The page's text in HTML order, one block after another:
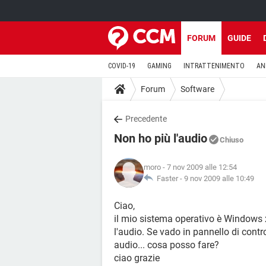
FORUM GUIDE
COVID-19 GAMING INTRATTENIMENTO
Forum Software
Precedente
Non ho più l'audio Chiuso
moro - 7 nov 2009 alle 12:54
Faster - 9 nov 2009 alle 10:49
Ciao,
il mio sistema operativo è
l'audio. Se vado in pannello di
audio... cosa posso fare?
ciao grazie